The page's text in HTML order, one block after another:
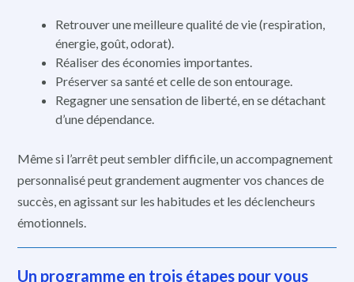
Retrouver une meilleure qualité de vie (respiration,
énergie, goût, odorat).
Réaliser des économies importantes.
Préserver sa santé et celle de son entourage.
Regagner une sensation de liberté, en se détachant
d’une dépendance.
Même si l’arrêt peut sembler difficile, un accompagnement
personnalisé peut grandement augmenter vos chances de
succès, en agissant sur les habitudes et les déclencheurs
émotionnels.
Un programme en trois étapes pour vous